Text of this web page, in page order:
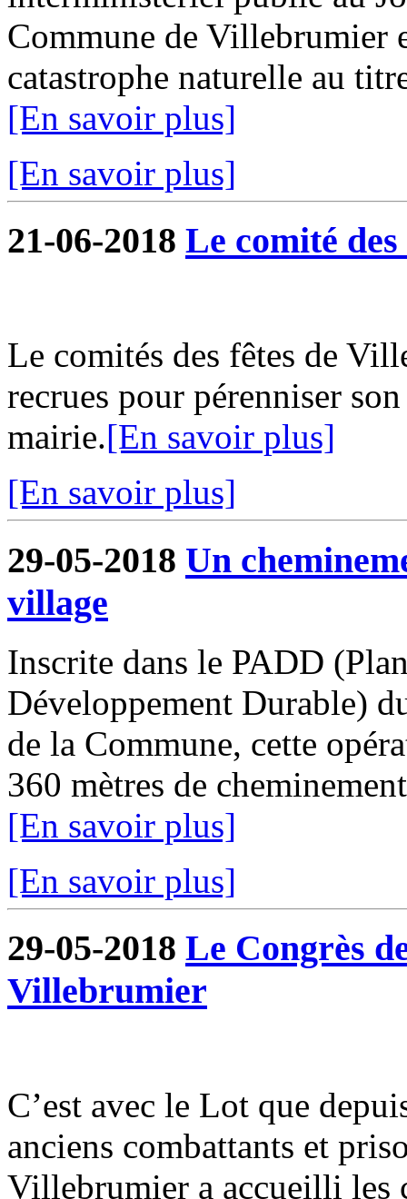
Commune de Villebrumier
catastrophe naturelle au
[En savoir plus]
[En savoir plus]
21-06-2018 Le comité
Le comités des fêtes de
recrues pour pérenniser
mairie.[En savoir plus]
[En savoir plus]
29-05-2018 Un
village
Inscrite dans le PADD
Développement Durable)
de la Commune, cette
360 mètres de
[En savoir plus]
[En savoir plus]
29-05-2018 Le Congrès
Villebrumier
C’est avec le Lot que
anciens combattants et
Villebrumier a accueilli les